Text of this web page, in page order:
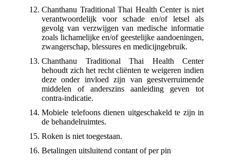
Chanthanu Traditional Thai Health Center is niet
verantwoordelijk voor schade en/of letsel als
gevolg van verzwijgen van medische informatie
zoals lichamelijke en/of geestelijke aandoeningen,
zwangerschap, blessures en medicijngebruik.
Chanthanu Traditional Thai Health Center
behoudt zich het recht cliënten te weigeren indien
deze onder invloed zijn van geestverruimende
middelen of anderszins aanleiding geven tot
contra-indicatie.
Mobiele telefoons dienen uitgeschakeld te zijn in
de behandelruimtes.
Roken is niet toegestaan.
Betalingen uitsluitend contant of per pin